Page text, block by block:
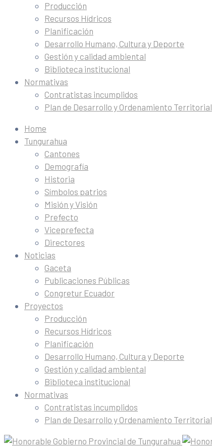
Producción
Recursos Hídricos
Planificación
Desarrollo Humano, Cultura y Deporte
Gestión y calidad ambiental
Biblioteca institucional
Normativas
Contratistas incumplidos
Plan de Desarrollo y Ordenamiento Territorial
Home
Tungurahua
Cantones
Demografía
Historia
Símbolos patrios
Misión y Visión
Prefecto
Viceprefecta
Directores
Noticias
Gaceta
Publicaciones Públicas
Congretur Ecuador
Proyectos
Producción
Recursos Hídricos
Planificación
Desarrollo Humano, Cultura y Deporte
Gestión y calidad ambiental
Biblioteca institucional
Normativas
Contratistas incumplidos
Plan de Desarrollo y Ordenamiento Territorial